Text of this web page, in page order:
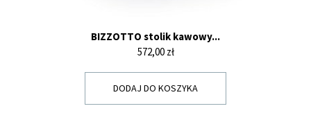
BIZZOTTO stolik kawowy...
Cena
572,00 zł
DODAJ DO KOSZYKA